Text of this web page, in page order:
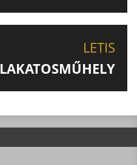
LETIS
LAKATOSMŰHELY